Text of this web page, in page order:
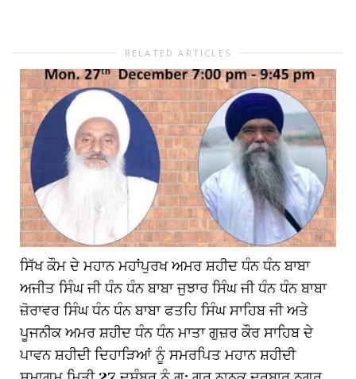
RELATED ARTICLES
ਸਿੱਖ ਕੌਮ ਦੇ ਮਹਾਨ ਮਹਾਂਪੁਰਖ ਅਮਰ ਸ਼ਹੀਦ ਧੰਨ ਧੰਨ ਬਾਬਾ
ਅਜੀਤ ਸਿੰਘ ਜੀ ਧੰਨ ਧੰਨ ਬਾਬਾ ਜੁਝਾਰ ਸਿੰਘ ਜੀ ਧੰਨ ਧੰਨ ਬਾਬਾ
ਜ਼ੋਰਾਵਰ ਸਿੰਘ ਧੰਨ ਧੰਨ ਬਾਬਾ ਫਤਹਿ ਸਿੰਘ ਸਾਹਿਬ ਜੀ ਅਤੇ
ਪੂਜਨੀਕ ਅਮਰ ਸ਼ਹੀਦ ਧੰਨ ਧੰਨ ਮਾਤਾ ਗੁਜ਼ਰ ਕੌਰ ਸਾਹਿਬ ਦੇ
ਪਾਵਨ ਸ਼ਹੀਦੀ ਦਿਹਾੜਿਆਂ ਨੂੰ ਸਮਰਪਿਤ ਮਹਾਨ ਸ਼ਹੀਦੀ